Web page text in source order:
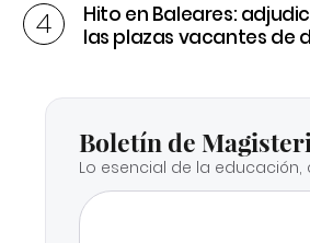
Hito en Baleares:
las plazas vacantes de
Boletín de
Lo esencial de la